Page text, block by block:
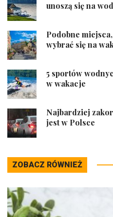
unoszą się na
Podobne
wybrać się na
5 sportów
w wakacje
Najbardziej
jest w Polsce
ZOBACZ RÓWNIEŻ